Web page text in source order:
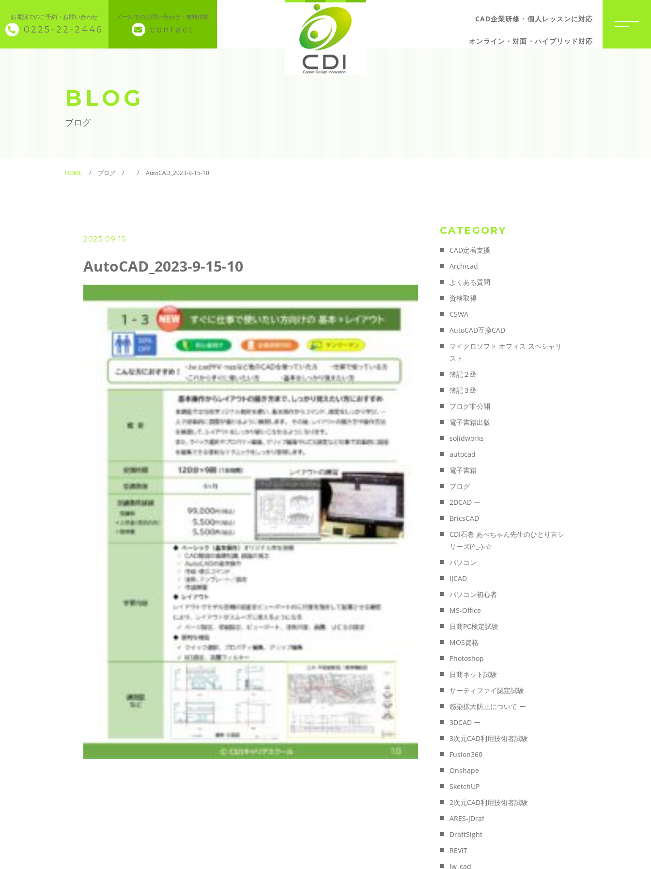
お電話でのご予約・お問い合わせ
0225-22-2446
メールでのお問い合わせ・無料体験
contact
CAD企業研修・個人レッスンに対応
オンライン・対面・ハイブリッド対応
◇ トップページ
◆ CAD・BIM
◆ オンラインによる授業／体験
◇ 書籍出版
◇ Youtubeチャンネル・ライブ配信
◇ よくある質問
◇ お客様の声
◇ アクセス
BLOG
ブログ
HOME ブログ AutoCAD_2023-9-15-10
2023.09.15
AutoCAD_2023-9-15-10
CATEGORY
CAD定着支援
Archicad
よくある質問
資格取得
CSWA
AutoCAD互換CAD
マイクロソフト オフィス スペシャリ
スト
簿記２級
簿記３級
ブログ非公開
電子書籍出版
solidworks
autocad
電子書籍
ブログ
2DCAD ー
BricsCAD
CDI石巻 あべちゃん先生のひとり言シ
リーズ(^_-)-☆
パソコン
IJCAD
パソコン初心者
MS-Office
日商PC検定試験
MOS資格
Photoshop
日商ネット試験
サーティファイ認定試験
感染拡大防止について ー
3DCAD ー
3次元CAD利用技術者試験
Fusion360
Onshape
SketchUP
2次元CAD利用技術者試験
ARES-JDraf
DraftSight
REVIT
Jw_cad